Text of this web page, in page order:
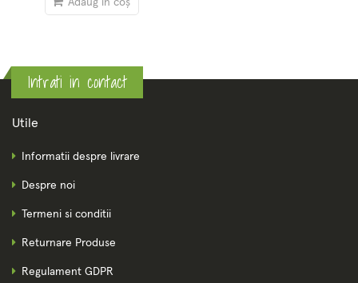
Adaug în coș
Intrati in contact
Utile
Informatii despre livrare
Despre noi
Termeni si conditii
Returnare Produse
Regulament GDPR